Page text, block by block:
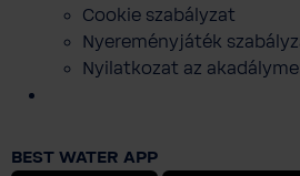
Cookie szabályzat
Nyereményjáték
Nyilatkozat az
BEST WATER APP